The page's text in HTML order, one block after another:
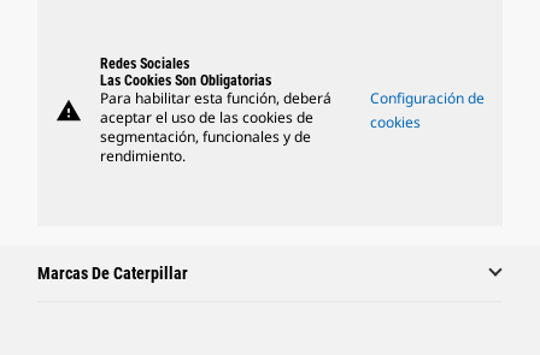
warning
Redes Sociales
Las Cookies Son Obligatorias
Para habilitar esta función, deberá
aceptar el uso de las cookies de
segmentación, funcionales y de
rendimiento.
Configuración de
cookies
Marcas De Caterpillar